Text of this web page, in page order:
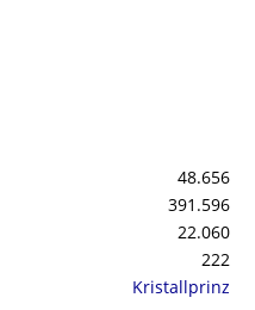
48.656
391.596
22.060
222
Kristallprinz